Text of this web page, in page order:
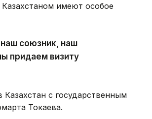
имеют особое
союзник, наш
придаем визиту
Казахстан с государственным
Токаева.